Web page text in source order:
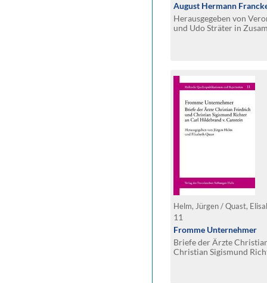
August Hermann
Herausgegeben von
und Udo Sträter in
Helm, Jürgen / Quast,
11
Fromme Unternehmer
Briefe der Ärzte
Christian Sigismund